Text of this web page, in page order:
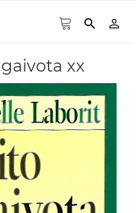
search person_outline
xx